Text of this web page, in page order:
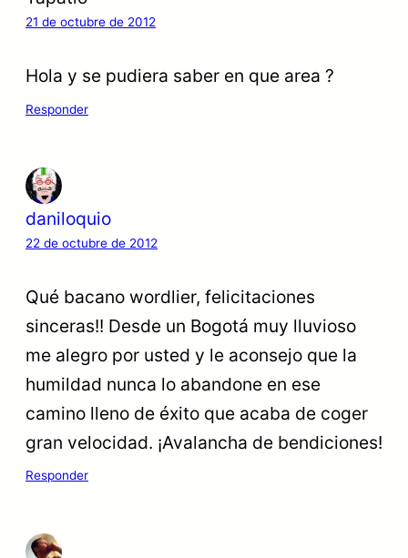
21 de octubre de 2012
Hola y se pudiera saber en que area ?
Responder
daniloquio
22 de octubre de 2012
Qué bacano wordlier, felicitaciones
sinceras!! Desde un Bogotá muy lluvioso
me alegro por usted y le aconsejo que la
humildad nunca lo abandone en ese
camino lleno de éxito que acaba de coger
gran velocidad. ¡Avalancha de bendiciones!
Responder